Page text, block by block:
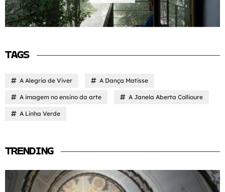
TAGS
A Alegria de Viver A Dança Matisse
A imagem no ensino da arte A Janela Aberta Collioure
A Linha Verde
TRENDING